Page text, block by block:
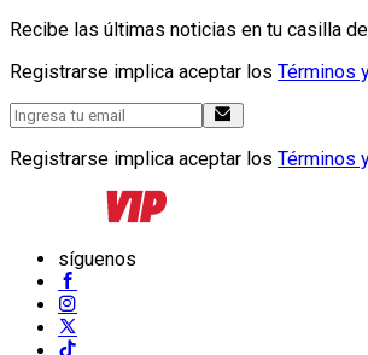
Recibe las últimas noticias en tu casilla
Registrarse implica aceptar los Términos
Registrarse implica aceptar los Términos
síguenos